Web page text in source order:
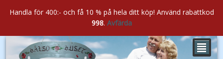
²
Handla för 400:- och få 10 % på hela ditt köp! Använd rabattkod
998. Avfärda